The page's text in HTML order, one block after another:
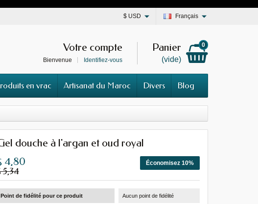
Français
$ USD
Panier
(vide)
0
Votre compte
Bienvenue Identifiez-vous
en vrac Artisanat du Maroc Divers Blog
douche à l'argan et oud royal
Économisez 10%
4,80
5,34
Point de fidélité pour ce produit Aucun point de fidélité